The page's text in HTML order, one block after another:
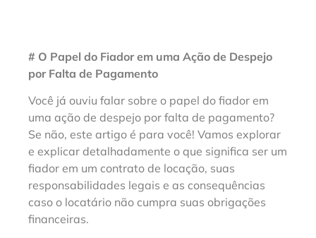
# O Papel do Fiador em uma Ação de Despejo
por Falta de Pagamento
Você já ouviu falar sobre o papel do fiador em
uma ação de despejo por falta de pagamento?
Se não, este artigo é para você! Vamos explorar
e explicar detalhadamente o que significa ser um
fiador em um contrato de locação, suas
responsabilidades legais e as consequências
caso o locatário não cumpra suas obrigações
financeiras.